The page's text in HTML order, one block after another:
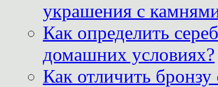
украшения с
Как определить
домашних условиях?
Как отличить